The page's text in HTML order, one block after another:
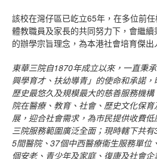
該校在灣仔區已屹立65年，在多位前
體教職員及家長的共同努力下，會繼續
的辦學宗旨理念，為本港社會培育傑出
東華三院自1870年成立以來，一直秉
興學育才、扶幼導青」的使命和承諾
歷史最悠久及規模最大的慈善服務機
院在醫療、教育、社會、歷史文化保
展，迎合社會需求，為市民提供收費
三院服務範圍廣泛全面；現時轄下共有
5間醫院、37個中西醫療衞生服務單位、
個安老、青少年及家庭、復康及社會企